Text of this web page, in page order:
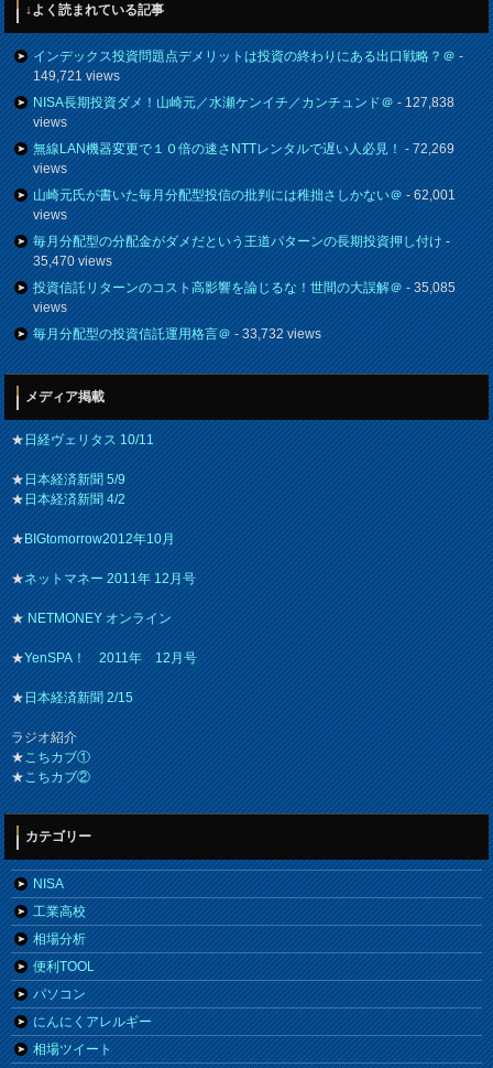
↓よく読まれている記事
インデックス投資問題点デメリットは投資の終わりにある出口戦略？＠-
149,721 views
NISA長期投資ダメ！山崎元／水瀬ケンイチ／カンチュンド＠- 127,838
views
無線LAN機器変更で１０倍の速さNTTレンタルで遅い人必見！- 72,269
views
山崎元氏が書いた毎月分配型投信の批判には稚拙さしかない＠- 62,001
views
毎月分配型の分配金がダメだという王道パターンの長期投資押し付け-
35,470 views
投資信託リターンのコスト高影響を論じるな！世間の大誤解＠- 35,085
views
毎月分配型の投資信託運用格言＠- 33,732 views
メディア掲載
★日経ヴェリタス 10/11
★日本経済新聞 5/9
★日本経済新聞 4/2
★BIGtomorrow2012年10月
★ネットマネー 2011年 12月号
★NETMONEY オンライン
★YenSPA！ 2011年 12月号
★日本経済新聞 2/15
ラジオ紹介
★こちカブ①
★こちカブ②
カテゴリー
NISA
工業高校
相場分析
便利TOOL
パソコン
にんにくアレルギー
相場ツイート